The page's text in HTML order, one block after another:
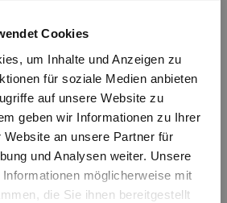
Cookies
um Inhalte und Anzeigen zu
für soziale Medien anbieten
auf unsere Website zu
geben wir Informationen zu Ihrer
Website an unsere Partner für
und Analysen weiter. Unsere
möglicherweise mit
die Sie ihnen bereitgestellt
Potenzial
Erträge und
durch Zins- und
Erfahrenes,
aktives
für Privatanleger
dass die
Informationen nur
betreffen. Die
habe ich zur